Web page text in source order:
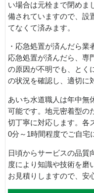
い場合は元栓まで閉めま
備されていますので、設
てなくて済みます。
・応急処置が済んだら業
応急処置が済んだら、専
の原因が不明でも、とく
の状況を確認し、適切に
あいち水道職人は年中無
可能です。地元密着型の
切丁寧に対応します。各
0分～1時間程度でご自宅
日頃からサービスの品質
度により知識や技術を磨
お見積りしますので、安